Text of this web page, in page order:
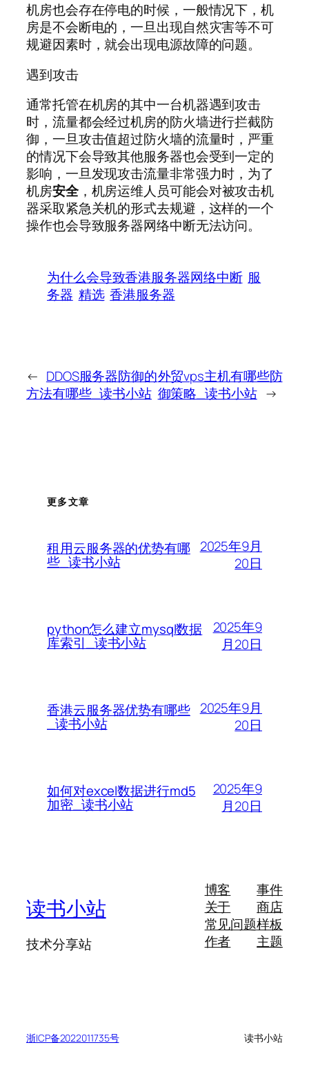
机房也会存在停电的时候，一般情况下，机
房是不会断电的，一旦出现自然灾害等不可
规避因素时，就会出现电源故障的问题。
遇到攻击
通常托管在机房的其中一台机器遇到攻击
时，流量都会经过机房的防火墙进行拦截防
御，一旦攻击值超过防火墙的流量时，严重
的情况下会导致其他服务器也会受到一定的
影响，一旦发现攻击流量非常强力时，为了
机房安全，机房运维人员可能会对被攻击机
器采取紧急关机的形式去规避，这样的一个
操作也会导致服务器网络中断无法访问。
为什么会导致香港服务器网络中断 服
务器 精选 香港服务器
← DDOS服务器防御的
方法有哪些_读书小站
外贸vps主机有哪些防
御策略_读书小站 →
更多文章
租用云服务器的优势有哪
些_读书小站
2025年9月
20日
python怎么建立mysql数据
库索引_读书小站
2025年9
月20日
香港云服务器优势有哪些
_读书小站
2025年9月
20日
如何对excel数据进行md5
加密_读书小站
2025年9
月20日
读书小站
技术分享站
博客
关于
常见问题
作者
事件
商店
样板
主题
浙ICP备2022011735号 读书小站